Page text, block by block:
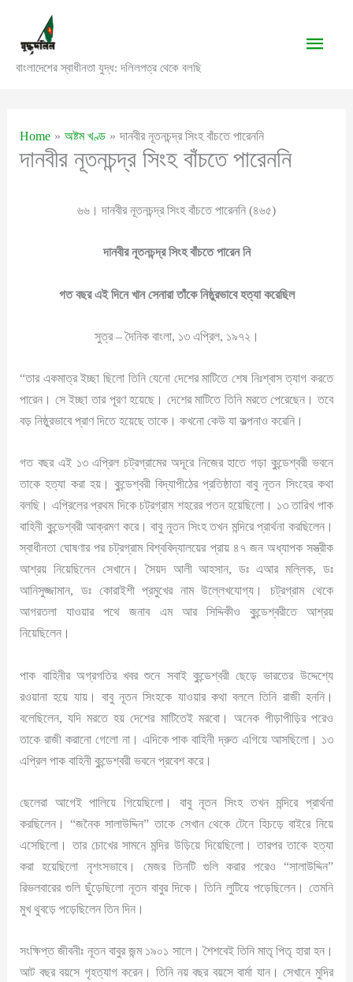
content
বাংলাদেশের স্বাধীনতা যুদ্ধ: দলিলপত্র থেকে বলছি
Main
Home অষ্টম খণ্ড দানবীর নূতনচন্দ্র সিংহ বাঁচতে পারেননি
দানবীর নূতনচন্দ্র সিংহ বাঁচতে পারেননি
৬৬। দানবীর নূতনচন্দ্র সিংহ বাঁচতে পারেননি (৪৬৫)
দানবীর নূতনচন্দ্র সিংহ বাঁচতে পারেন নি
গত বছর এই দিনে খান সেনারা তাঁকে নিষ্ঠুরভাবে হত্যা করেছিল
সুত্র – দৈনিক বাংলা, ১৩ এপ্রিল, ১৯৭২।
“তার একমাত্র ইচ্ছা ছিলো তিনি যেনো দেশের মাটিতে শেষ নিঃশ্বাস ত্যাগ করতে
পারেন। সে ইচ্ছা তার পূরণ হয়েছে। দেশের মাটিতে তিনি মরতে পেরেছেন। তবে
বড় নিষ্ঠুরভাবে প্রাণ দিতে হয়েছে তাকে। কখনো কেউ যা কল্পনাও করেনি।
গত বছর এই ১৩ এপ্রিল চট্রগ্রামের অদূরে নিজের হাতে গড়া কুন্ডেশ্বরী ভবনে
তাকে হত্যা করা হয়।‌ কুন্ডেশ্বরী বিদ্যাপীঠের প্রতিষ্ঠাতা বাবু নূতন সিংহের কথা
বলছি। এপ্রিলের প্রথম দিকে চট্রগ্রাম শহরের পতন হয়েছিলো। ১৩ তারিখ পাক
বাহিনী কুন্ডেশ্বরী আক্রমণ করে। বাবু নূতন সিংহ তখন মন্দিরে প্রার্থনা করছিলেন।
স্বাধীনতা ঘোষণার পর চট্রগ্রাম বিশ্ববিদ্যালয়ের প্রায় ৪৭ জন অধ্যাপক সস্ত্রীক
আশ্রয় নিয়েছিলেন সেখানে। সৈয়দ আলী আহসান, ডঃ এআর মল্লিক, ডঃ
আনিসুজ্জামান, ডঃ কোরাইশী প্রমুখের নাম উল্লেখযোগ্য। চট্রগ্রাম থেকে
আগরতলা যাওয়ার পথে জনাব এম আর সিদ্দিকীও কুন্ডেশ্বরীতে আশ্রয়
নিয়েছিলেন।
পাক বাহিনীর অগ্রগতির খবর শুনে সবাই কুন্ডেশ্বরী ছেড়ে ভারতের উদ্দেশ্যে
রওয়ানা হয়ে যায়। বাবু নূতন সিংহকে যাওয়ার কথা বললে তিনি রাজী হননি।
বলেছিলেন, যদি মরতে হয় দেশের মাটিতেই মরবো। অনেক পীড়াপীড়ির পরেও
তাকে রাজী করানো গেলো না। এদিকে পাক বাহিনী দ্রুত এগিয়ে আসছিলো। ১৩
এপ্রিল পাক বাহিনী কুন্ডেশ্বরী ভবনে প্রবেশ করে।
ছেলেরা আগেই পালিয়ে গিয়েছিলো। বাবু নূতন সিংহ তখন মন্দিরে প্রার্থনা
করছিলেন। “জনৈক সালাউদ্দিন” তাকে সেখান থেকে টেনে হিচড়ে বাইরে নিয়ে
এসেছিলো। তার চোখের সামনে মন্দির উড়িয়ে দিয়েছিলো। তারপর তাকে হত্যা
করা হয়েছিলো নৃশংসভাবে। মেজর তিনটি গুলি করার পরেও “সালাউদ্দিন”
রিভলবারের গুলি ছুঁড়েছিলো নূতন বাবুর দিকে। তিনি লুটিয়ে পড়েছিলেন। তেমনি
মুখ থুবড়ে পড়েছিলেন তিন দিন।
সংক্ষিপ্ত জীবনীঃ নূতন বাবুর জন্ম ১৯০১ সালে। শৈশবেই তিনি মাতৃ পিতৃ হারা হন।
আট বছর বয়সে গৃহত্যাগ করেন। তিনি নয় বছর বয়সে বার্মা যান। সেখানে মুদির